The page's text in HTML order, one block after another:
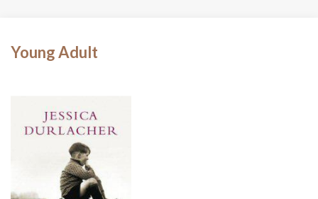
Young Adult